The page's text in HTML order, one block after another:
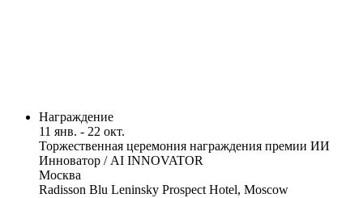
Награждение
11 янв. - 22 окт.
Торжественная церемония награждения премии ИИ
Инноватор / AI INNOVATOR
Москва
Radisson Blu Leninsky Prospect Hotel, Moscow